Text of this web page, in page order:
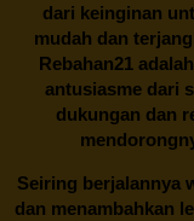
dari keinginan
mudah dan
Rebahan21
antusiasme dari
dukungan dan
Seiring berjalannya
dan menambahkan